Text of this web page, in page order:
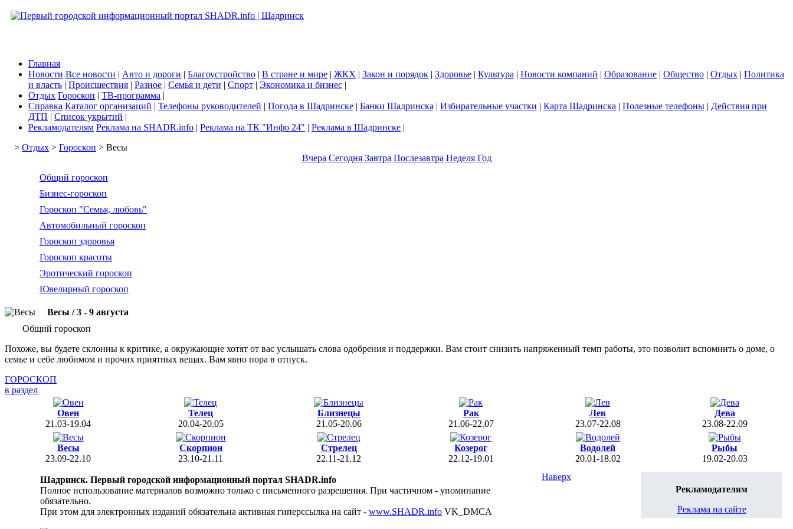
Главная
Новости Все новости | Авто и дороги | Благоустройство | В стране и мире | ЖКХ | Закон и порядок | Здоровье | Культура | Новости компаний | Образование | Общество | Отдых | Политика
и власть | Происшествия | Разное | Семья и дети | Спорт | Экономика и бизнес |
Отдых Гороскоп | ТВ-программа |
Справка Каталог организаций | Телефоны руководителей | Погода в Шадринске | Банки Шадринска | Избирательные участки | Карта Шадринска | Полезные телефоны | Действия при
ДТП | Список укрытий |
Рекламодателям Реклама на SHADR.info | Реклама на ТК "Инфо 24" | Реклама в Шадринске |
> Отдых > Гороскоп > Весы
Вчера Сегодня Завтра Послезавтра Неделя Год
Общий гороскоп
Бизнес-гороскоп
Гороскоп "Семья, любовь"
Автомобильный гороскоп
Гороскоп здоровья
Гороскоп красоты
Эротический гороскоп
Ювелирный гороскоп
Весы / 3 - 9 августа
Общий гороскоп
Похоже, вы будете склонны к критике, а окружающие хотят от вас услышать слова одобрения и поддержки. Вам стоит снизить напряженный темп работы, это позволит вспомнить о доме, о
семье и себе любимом и прочих приятных вещах. Вам явно пора в отпуск.
ГОРОСКОП
в раздел
Овен
21.03-19.04
Телец
20.04-20.05
Близнецы
21.05-20.06
Рак
21.06-22.07
Лев
23.07-22.08
Дева
23.08-22.09
Весы
23.09-22.10
Скорпион
23.10-21.11
Стрелец
22.11-21.12
Козерог
22.12-19.01
Водолей
20.01-18.02
Рыбы
19.02-20.03
Шадринск. Первый городской информационный портал SHADR.info
Полное использование материалов возможно только с письменного разрешения. При частичном - упоминание
обязательно.
При этом для электронных изданий обязательна активная гиперссылка на сайт - www.SHADR.info VK_DMCA
Рекламодателям
Реклама на сайте
Наверх